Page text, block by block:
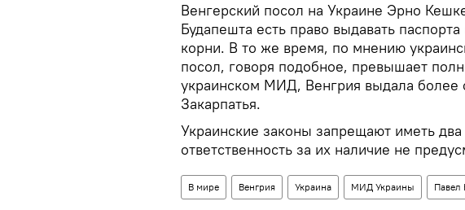
Венгерский посол на Украине Эрно
Будапешта есть право выдавать
корни. В то же время, по мнению
посол, говоря подобное, превышает
украинском МИД, Венгрия выдала более
Закарпатья.
Украинские законы запрещают иметь два
ответственность за их наличие не
В мире Венгрия Украина МИД Украины Павел